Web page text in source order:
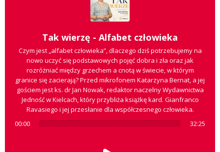
Tak wierzę - Alfabet człowieka
Czym jest „alfabet człowieka”, dlaczego dziś potrzebujemy na
nowo uczyć się podstawowych pojęć dobra i zła oraz jak
rozróżniać między grzechem a cnotą w świecie, w którym
granice się zacierają? Przed mikrofonem Katarzyna Bernat, a jej
gościem jest ks. dr Jan Nowak, redaktor naczelny Wydawnictwa
Jedność w Kielcach, który przybliża książkę kard. Gianfranco
Ravasiego i jej przesłanie dla współczesnego człowieka.
00:00
32:25